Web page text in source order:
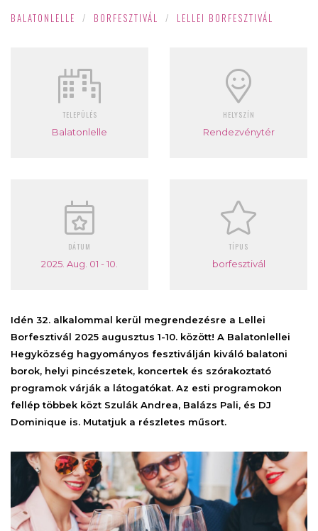
BALATONLELLE / BORFESZTIVÁL / LELLEI BORFESZTIVÁL
TELEPÜLÉS
Balatonlelle
HELYSZÍN
Rendezvénytér
DÁTUM
2025. Aug. 01 - 10.
TÍPUS
borfesztivál
Idén 32. alkalommal kerül megrendezésre a Lellei
Borfesztivál 2025 augusztus 1-10. között! A Balatonlellei
Hegyközség hagyományos fesztiválján kiváló balatoni
borok, helyi pincészetek, koncertek és szórakoztató
programok várják a látogatókat. Az esti programokon
fellép többek közt Szulák Andrea, Balázs Pali, és DJ
Dominique is. Mutatjuk a részletes műsort.